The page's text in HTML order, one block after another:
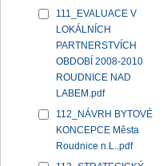
111_EVALUACE V
LOKÁLNÍCH
PARTNERSTVÍCH
OBDOBÍ 2008-2010
ROUDNICE NAD
LABEM.pdf
112_NÁVRH BYTOVÉ
KONCEPCE Města
Roudnice n.L..pdf